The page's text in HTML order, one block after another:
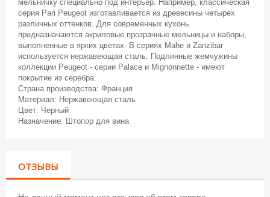
мельничку специально под интерьер. Например, классическая
серия Pari Peugeot изготавливается из древесины четырех
различных оттенков. Для современных кухонь
предназначаются акриловые прозрачные мельницы и наборы,
выполненные в ярких цветах. В сериях Mahe и Zanzibar
используется нержавеющая сталь. Подлинные жемчужины
коллекции Peugeot - серии Palace и Mignonnette - имеют
покрытие из серебра.
Страна производства: Франция
Материал: Нержавеющая сталь
Цвет: Черный
Назначение: Штопор для вина
ОТЗЫВЫ